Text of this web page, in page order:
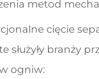
metod
cięcie
służyły branży
ogniw: